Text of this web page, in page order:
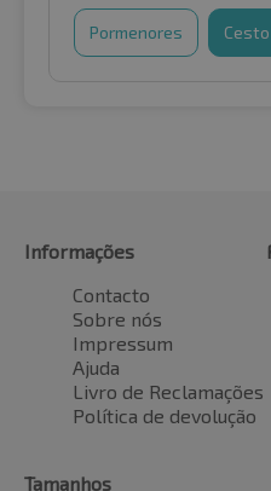
Pormenores
Informações
Contacto
Sobre nós
Impressum
Ajuda
Livro de Reclamações
Política de devolução
Tamanhos